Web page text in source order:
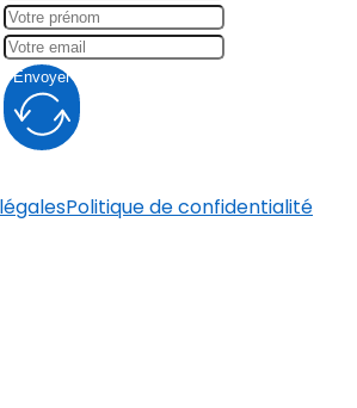
Envoyer
Politique de confidentialité